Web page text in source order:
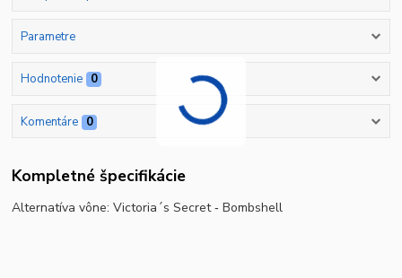
Parametre
Hodnotenie 0
Komentáre 0
Kompletné špecifikácie
Alternatíva vône:Victoria´s Secret ‐ Bombshell